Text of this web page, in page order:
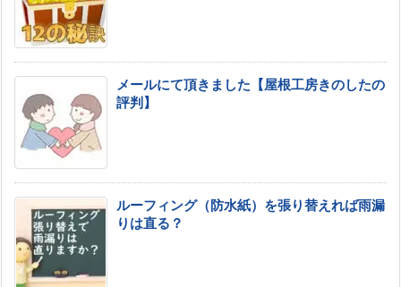
メールにて頂きました【屋根工房きのしたの
評判】
ルーフィング（防水紙）を張り替えれば雨漏
りは直る？